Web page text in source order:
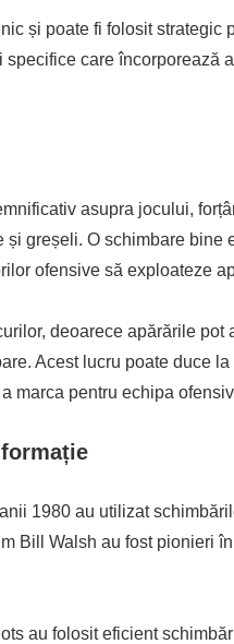
și poate fi folosit strategic
care încorporează
asupra jocului,
greșeli. O schimbare bine
ofensive să exploateze
deoarece apărările pot
Acest lucru poate duce
marca pentru echipa
1980 au utilizat
Bill Walsh au fost pionieri
au folosit eficient